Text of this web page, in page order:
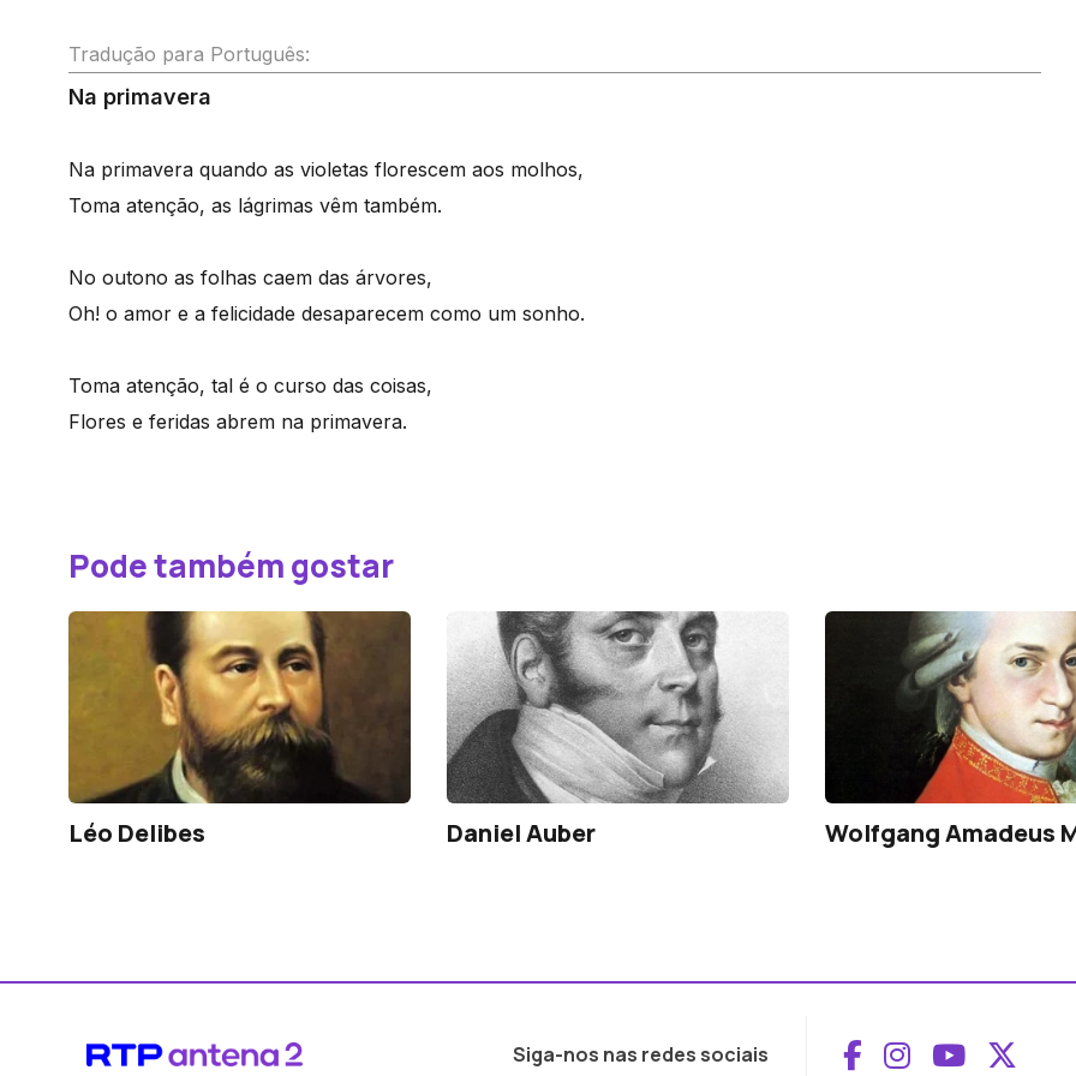
Tradução para Português:
Na primavera
Na primavera quando as violetas florescem aos molhos,
Toma atenção, as lágrimas vêm também.
No outono as folhas caem das árvores,
Oh! o amor e a felicidade desaparecem como um sonho.
Toma atenção, tal é o curso das coisas,
Flores e feridas abrem na primavera.
Pode também gostar
Léo Delibes Daniel Auber Wolfgang Amadeus
Siga-nos nas redes sociais Aceder ao
Aceder ao
Aceder